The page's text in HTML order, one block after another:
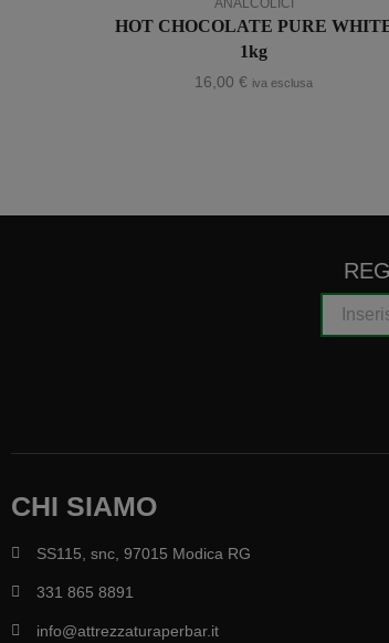
ANALCOLICI
HOT CHOCOLATE PURE
1kg
16,00€ iva esclusa
CHI SIAMO
SS115, snc, 97015 Modica RG
331 865 8891
info@attrezzaturaperbar.it